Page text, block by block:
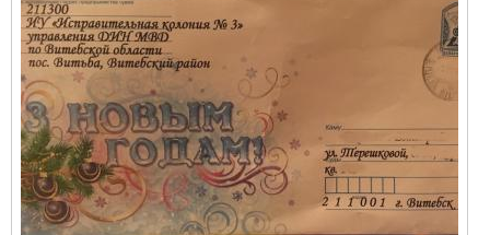
Дыскрымінацыя
Затрыманьні
Карная псыхіятрыя
КПЧ ААН
Культурныя правы